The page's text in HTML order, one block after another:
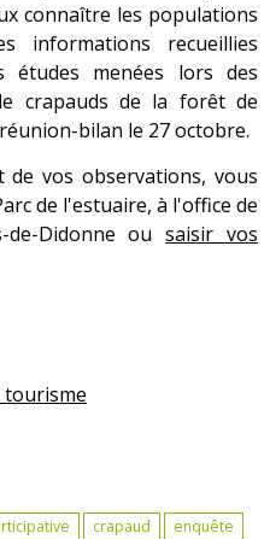
connaître les populations
informations recueillies
études menées lors des
crapauds de la forêt de
bilan le 27 octobre.
vos observations, vous
de l'estuaire, à l'office de
de-Didonne ousaisir vos
tourisme
crapaud enquête